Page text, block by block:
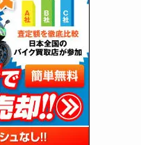
(255)
(204)
(23)
(33)
(34)
(35)
(41)
(27)
(13)